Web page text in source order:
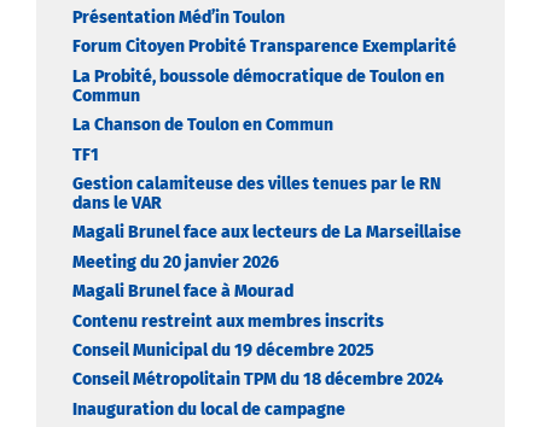
Présentation Méd’in Toulon
Forum Citoyen Probité Transparence Exemplarité
La Probité, boussole démocratique de Toulon en
Commun
La Chanson de Toulon en Commun
TF1
Gestion calamiteuse des villes tenues par le RN
dans le VAR
Magali Brunel face aux lecteurs de La Marseillaise
Meeting du 20 janvier 2026
Magali Brunel face à Mourad
Contenu restreint aux membres inscrits
Conseil Municipal du 19 décembre 2025
Conseil Métropolitain TPM du 18 décembre 2024
Inauguration du local de campagne